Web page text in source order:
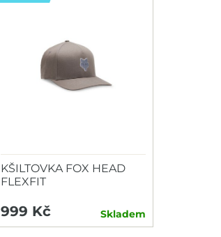
KŠILTOVKA FOX HEAD
FLEXFIT
999 Kč Skladem